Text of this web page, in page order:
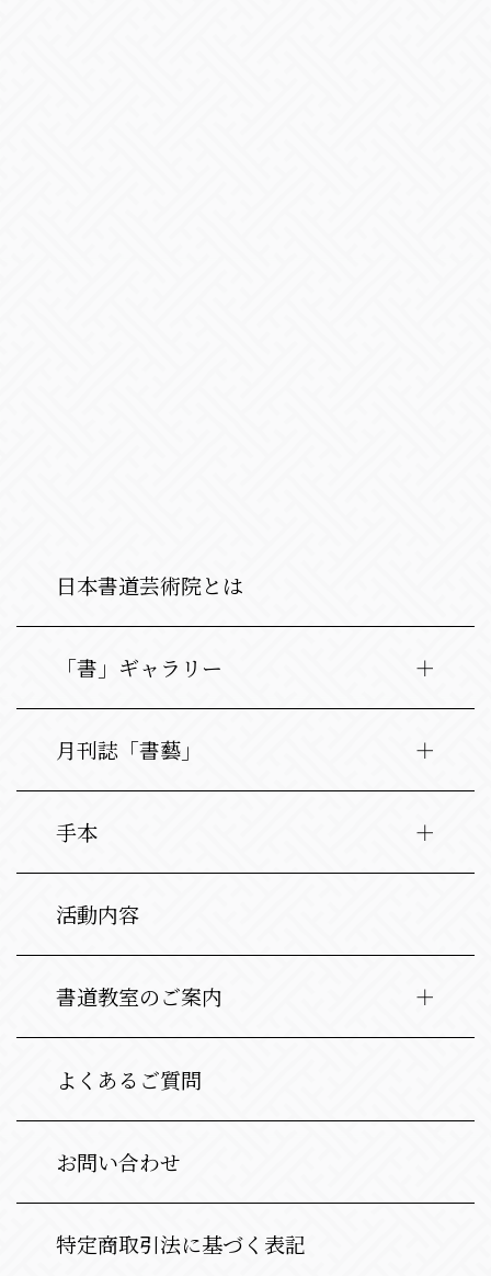
日本書道芸術院とは
「書」ギャラリー
月刊誌「書藝」
手本
活動内容
書道教室のご案内
よくあるご質問
お問い合わせ
特定商取引法に基づく表記